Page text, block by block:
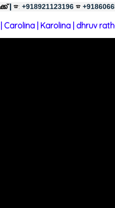
☎ +918606657037|📩:
| Karolina | dhruv